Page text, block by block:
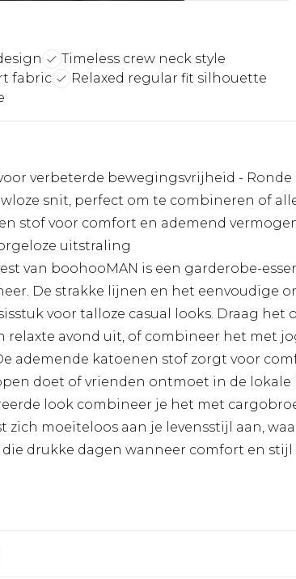
Timeless crew neck style
fabric
Relaxed regular fit silhouette
verbeterde bewegingsvrijheid - Ronde
snit, perfect om te combineren of
stof voor comfort en ademend
uitstraling
van boohooMAN is een garderobe-
De strakke lijnen en het eenvoudige
voor talloze casual looks. Draag het
relaxte avond uit, of combineer het met
ademende katoenen stof zorgt voor
doet of vrienden ontmoet in de lokale
look combineer je het met
zich moeiteloos aan je levensstijl aan,
drukke dagen wanneer comfort en stijl